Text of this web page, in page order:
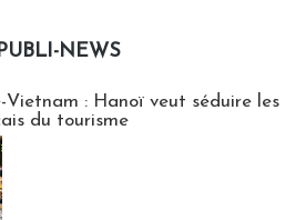
NEWS
Vietnam : Hanoï veut séduire les
du tourisme